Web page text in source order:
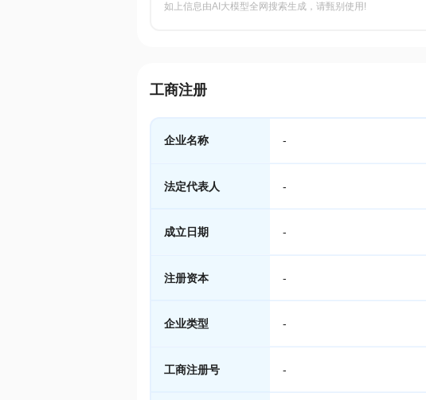
如上信息由AI大模型全网搜索生成，请甄别使用!
工商注册
企业名称 -
法定代表人 -
成立日期 -
注册资本 -
企业类型 -
工商注册号 -